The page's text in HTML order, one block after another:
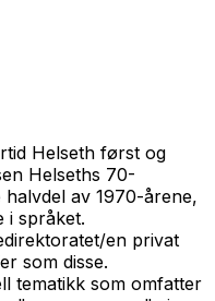
Helseth først og
Helseths 70-
av 1970-årene,
i språket.
en privat
som disse.
tematikk som omfatter